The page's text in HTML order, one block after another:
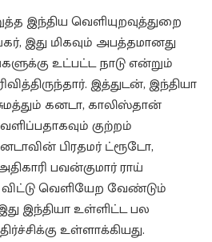
இந்திய வெளியுறவுத்துறை
இது மிகவும் அபத்தமானது
உட்பட்ட நாடு என்றும்
இத்துடன், இந்தியா
கனடா, காலிஸ்தான்
குற்றம்
பிரதமர் ட்ரூடோ,
பவன்குமார் ராய்
வெளியேற வேண்டும்
இந்தியா உள்ளிட்ட பல
உள்ளாக்கியது.